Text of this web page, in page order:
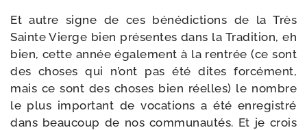
Et autre signe de ces béné­dic­tions de la Très
Sainte Vierge bien pré­sentes dans la Tradition, eh
bien, cette année éga­le­ment à la ren­trée (ce sont
des choses qui n’ont pas été dites for­cé­ment,
mais ce sont des choses bien réelles) le nombre
le plus impor­tant de voca­tions a été enre­gis­tré
dans beau­coup de nos com­mu­nau­tés. Et je crois